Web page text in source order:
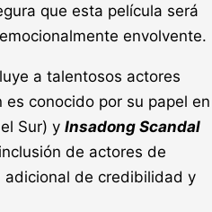
que esta película será
envolvente.
a talentosos actores
es conocido por su papel en
Sur) y Insadong Scandal
de actores de
adicional de credibilidad y